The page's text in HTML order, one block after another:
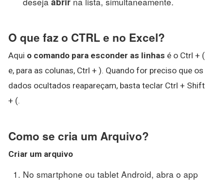
O que faz o CTRL e no Excel?
Aqui o comando para esconder as linhas é o Ctrl + (
e, para as colunas, Ctrl + ). Quando for preciso que os
dados ocultados reapareçam, basta teclar Ctrl + Shift
+ (.
Como se cria um Arquivo?
Criar um arquivo
No smartphone ou tablet Android, abra o app